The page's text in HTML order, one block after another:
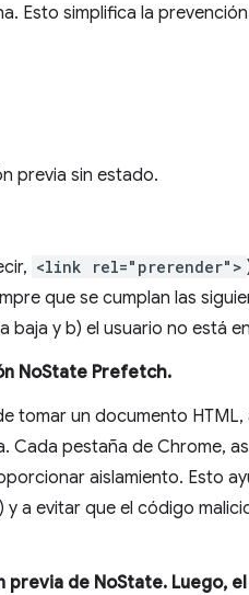
Esto simplifica la
previa sin estado.
<link rel="prerender">
que se cumplan las
y b) el usuario no está
NoState Prefetch.
tomar un documento
Cada pestaña de Chrome,
aislamiento. Esto
a evitar que el código
de NoState. Luego, el